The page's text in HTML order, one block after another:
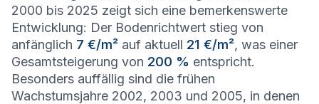
2000 bis 2025 zeigt sich eine bemerkenswerte
Entwicklung: Der Bodenrichtwert stieg von
anfänglich 7 €/m² auf aktuell 21 €/m², was einer
Gesamtsteigerung von 200 % entspricht.
Besonders auffällig sind die frühen
Wachstumsjahre 2002, 2003 und 2005, in denen